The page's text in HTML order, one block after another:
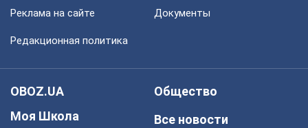
Реклама на сайте Документы
Редакционная политика
OBOZ.UA
Моя Школа
Общество
Все новости